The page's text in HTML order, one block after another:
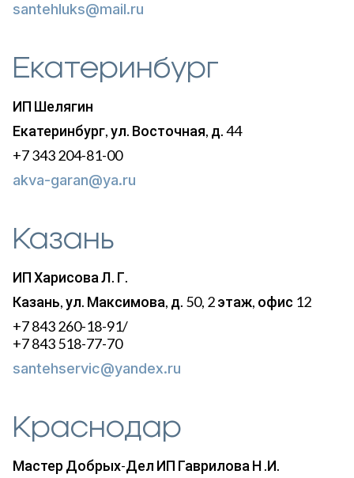
santehluks@mail.ru
Екатеринбург
ИП Шелягин
Екатеринбург, ул. Восточная, д. 44
+7 343 204-81-00
akva-garan@ya.ru
Казань
ИП Харисова Л. Г.
Казань​​​, ул. Максимова, д. 50, 2 этаж, офис 12
+7 843 260-18-91/
+7 843 518-77-70
santehservic@yandex.ru
Краснодар
Мастер Добрых-Дел ИП Гаврилова Н .И.